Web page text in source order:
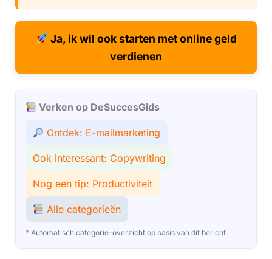
Ja, ik wil ook starten met online geld
verdienen
Verken op DeSuccesGids
Ontdek: E-mailmarketing
Ook interessant: Copywriting
Nog een tip: Productiviteit
Alle categorieën
* Automatisch categorie-overzicht op basis van dit bericht